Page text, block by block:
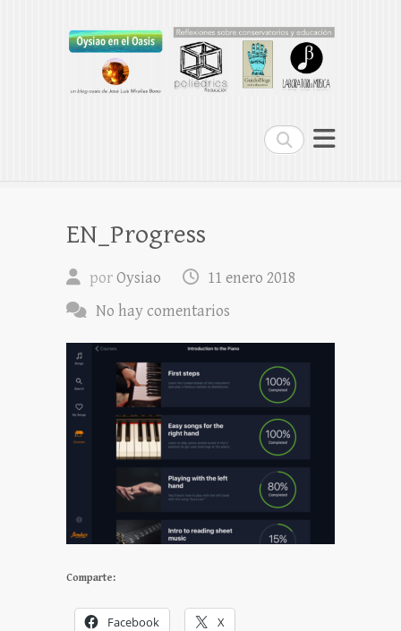
Buscar
Oysiao en el Oasis
EN_Progress
porOysiao
11 enero 2018
No hay comentarios
Comparte:
Facebook X